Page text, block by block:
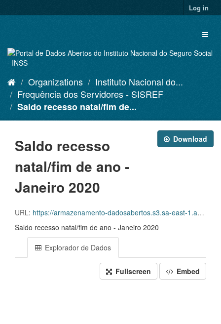
to
Log in
Organizations
Instituto Nacional do...
Frequência dos Servidores - SISREF
Saldo recesso natal/fim de...
Download
Saldo recesso
natal/fim de ano -
Janeiro 2020
URL: https://armazenamento-dadosabertos.s3.sa-east-1.amazonaws.com/Plano+2016_2018_Grupos+de+dados/INSS+-+Frequ%C3%AAncia+dos+Servidores+-+SISREF/d-srf-fqs-002-acsinss-202001.csv
Saldo recesso natal/fim de ano - Janeiro 2020
Explorador de Dados
Fullscreen Embed